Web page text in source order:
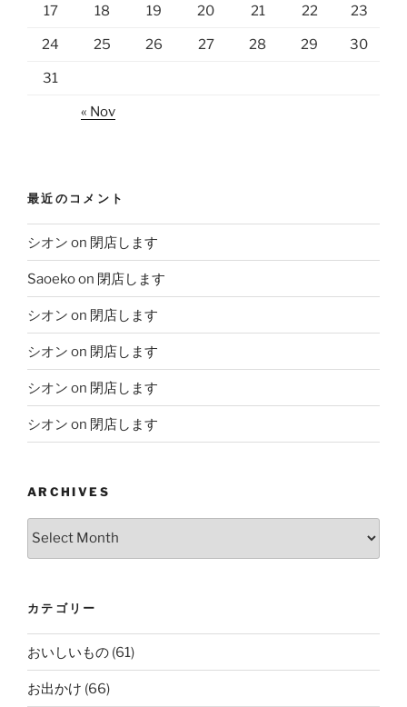
17 18 19 20 21 22 23
24 25 26 27 28 29 30
31
« Nov
最近のコメント
シオン on 閉店します
Saoekoon 閉店します
シオン on 閉店します
シオン on 閉店します
シオン on 閉店します
シオン on 閉店します
ARCHIVES
Archives
カテゴリー
おいしいもの (61)
お出かけ (66)